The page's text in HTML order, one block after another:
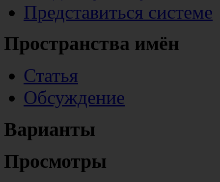
Представиться системе
Пространства имён
Статья
Обсуждение
Варианты
Просмотры